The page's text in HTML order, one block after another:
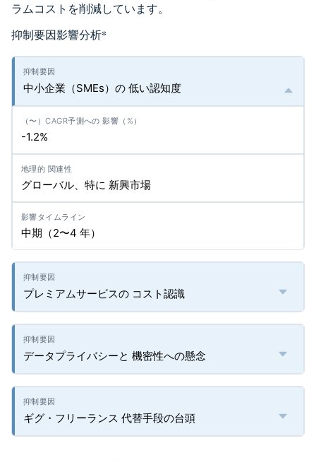
ラムコストを削減しています。
抑制要因影響分析*
中小企業（SMEs）の 低い認知度
-1.2%
グローバル、特に 新興市場
中期（2〜4 年）
プレミアムサービスの コスト認識
データプライバシーと 機密性への懸念
ギグ・フリーランス 代替手段の台頭